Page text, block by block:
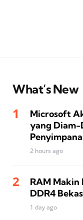
What’s New
Microsoft
yang Diam-
2 hours ago
RAM Makin
DDR4
1 day ago